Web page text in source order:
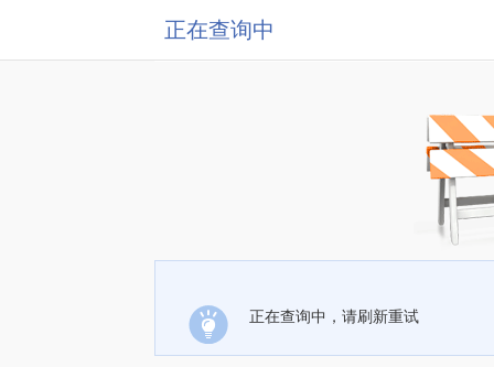
正在查询中
正在查询中，请刷新重试